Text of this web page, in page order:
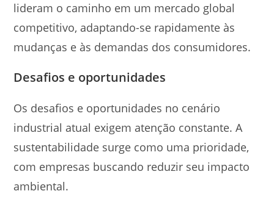
lideram o caminho em um mercado global
competitivo, adaptando-se rapidamente às
mudanças e às demandas dos consumidores.
Desafios e oportunidades
Os desafios e oportunidades no cenário
industrial atual exigem atenção constante. A
sustentabilidade surge como uma prioridade,
com empresas buscando reduzir seu impacto
ambiental.